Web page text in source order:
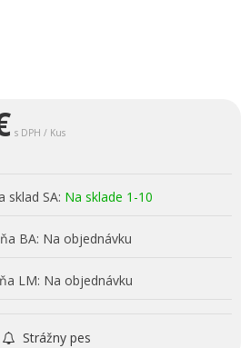
s DPH / Kus
sklad SA: Na sklade 1-10
BA: Na objednávku
LM: Na objednávku
Strážny pes